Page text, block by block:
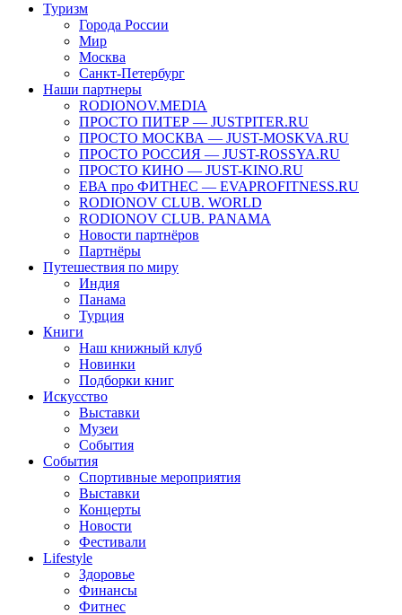
Туризм
Города России
Мир
Москва
Санкт-Петербург
Наши партнеры
RODIONOV.MEDIA
ПРОСТО ПИТЕР — JUSTPITER.RU
ПРОСТО МОСКВА — JUST-MOSKVA.RU
ПРОСТО РОССИЯ — JUST-ROSSYA.RU
ПРОСТО КИНО — JUST-KINO.RU
ЕВА про ФИТНЕС — EVAPROFITNESS.RU
RODIONOV CLUB. WORLD
RODIONOV CLUB. PANAMA
Новости партнёров
Партнёры
Путешествия по миру
Индия
Панама
Турция
Книги
Наш книжный клуб
Новинки
Подборки книг
Искусство
Выставки
Музеи
События
События
Спортивные мероприятия
Выставки
Концерты
Новости
Фестивали
Lifestyle
Здоровье
Финансы
Фитнес